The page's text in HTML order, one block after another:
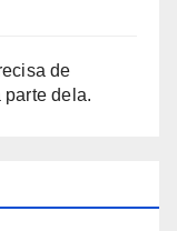
de
dela.